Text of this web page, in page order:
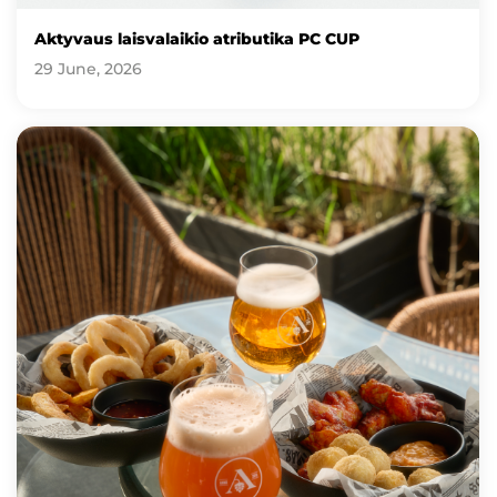
Aktyvaus laisvalaikio atributika PC CUP
29 June, 2026